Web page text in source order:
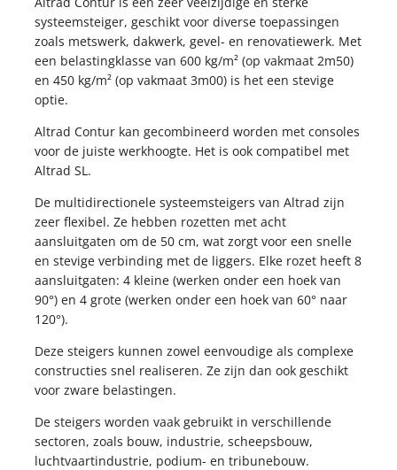
KOPPELINGEN
STEIGERNETTEN
STEIGERPLANKEN
ROLSTEIGERS
KOPPELINGEN
STEIGERNETTEN
STEIGERPLANKEN
WERKBRUGGEN
systeemsteiger, geschikt voor diverse toepassingen
zoals metswerk, dakwerk, gevel- en renovatiewerk. Met
een belastingklasse van 600 kg/m² (op vakmaat 2m50)
en 450 kg/m² (op vakmaat 3m00) is het een stevige
optie.
Altrad Contur kan gecombineerd worden met consoles
voor de juiste werkhoogte. Het is ook compatibel met
Altrad SL.
De multidirectionele systeemsteigers van Altrad zijn
zeer flexibel. Ze hebben rozetten met acht
aansluitgaten om de 50 cm, wat zorgt voor een snelle
en stevige verbinding met de liggers. Elke rozet heeft 8
aansluitgaten: 4 kleine (werken onder een hoek van
90°) en 4 grote (werken onder een hoek van 60° naar
120°).
Deze steigers kunnen zowel eenvoudige als complexe
constructies snel realiseren. Ze zijn dan ook geschikt
voor zware belastingen.
De steigers worden vaak gebruikt in verschillende
sectoren, zoals bouw, industrie, scheepsbouw,
luchtvaartindustrie, podium- en tribunebouw.